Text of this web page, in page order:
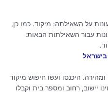
על השאילתה: מיקוד. כמו כן,
עבור השאילתות הבאות:
בישראל
היכנסו ועשו חיפוש מיקוד
יישוב, רחוב ומספר בית וקבלו